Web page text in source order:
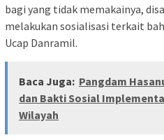
bagi yang tidak memakainya,
melakukan sosialisasi terkait
Ucap Danramil.
Baca Juga: Pangdam
dan Bakti Sosial
Wilayah